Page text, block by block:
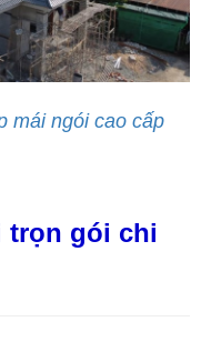
mái ngói cao cấp
trọn gói chi